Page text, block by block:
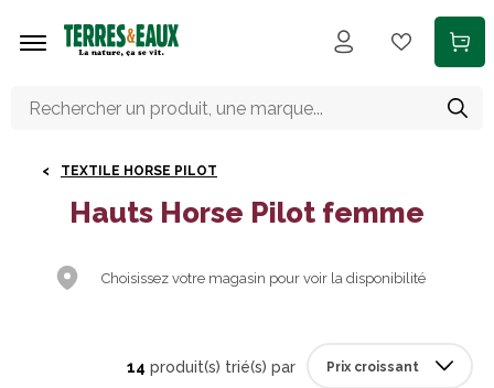
TEXTILE HORSE PILOT
Hauts Horse Pilot femme
Choisissez votre magasin pour voir la disponibilité
14 produit(s) trié(s) par